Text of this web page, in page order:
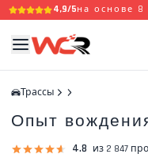
4,9/5на основе 8
Трассы
Опыт
4.8 из 2 847